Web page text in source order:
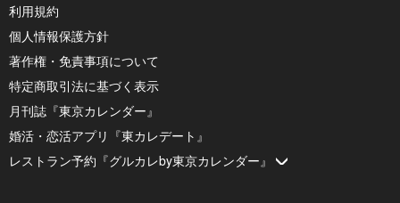
利用規約
個人情報保護方針
著作権・免責事項について
特定商取引法に基づく表示
月刊誌『東京カレンダー』
婚活・恋活アプリ『東カレデート』
レストラン予約『グルカレby東京カレンダー』